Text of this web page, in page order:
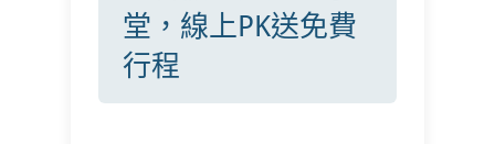
堂，線上PK送免費
行程